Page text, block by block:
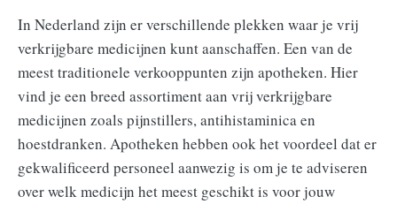
In Nederland zijn er verschillende plekken waar je vrij
verkrijgbare medicijnen kunt aanschaffen. Een van de
meest traditionele verkooppunten zijn apotheken. Hier
vind je een breed assortiment aan vrij verkrijgbare
medicijnen zoals pijnstillers, antihistaminica en
hoestdranken. Apotheken hebben ook het voordeel dat er
gekwalificeerd personeel aanwezig is om je te adviseren
over welk medicijn het meest geschikt is voor jouw